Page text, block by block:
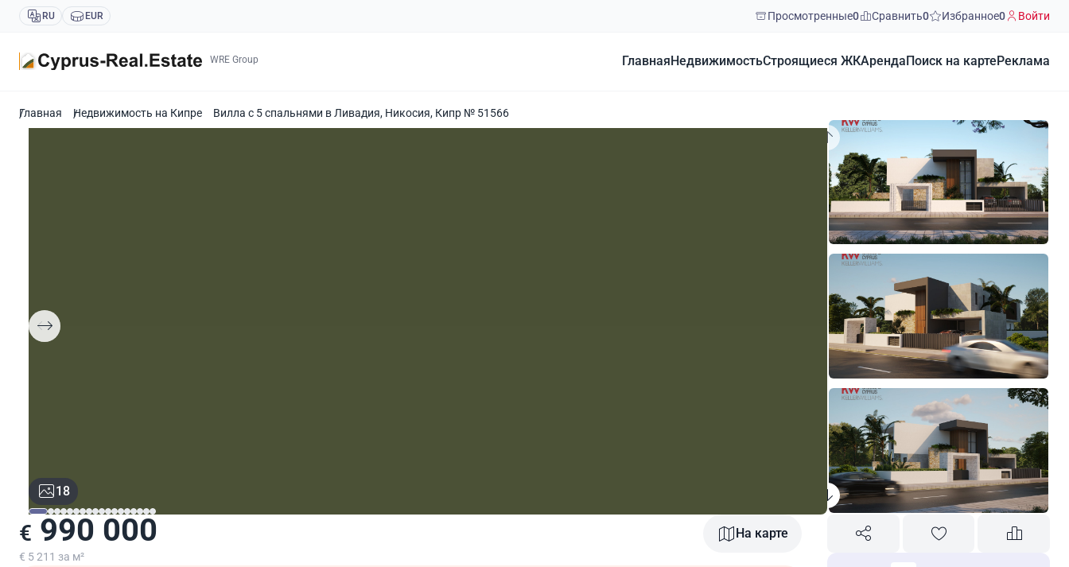
RU EUR Просмотренные0 Сравнить0 Избранное0 Войти
WRE Group Главная НедвижимостьСтроящиеся ЖКАренда Поиск на карте Реклама
Главная Недвижимость на Кипре Вилла с 5 спальнями в Ливадия, Никосия, Кипр № 51566
18
€ 990 000
€ 5 211 за м²
На карте